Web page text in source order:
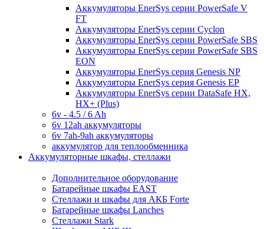
Аккумуляторы EnerSys серии PowerSafe V
FT
Аккумуляторы EnerSys серии Cyclon
Аккумуляторы EnerSys серии PowerSafe SBS
Аккумуляторы EnerSys серии PowerSafe SBS
EON
Аккумуляторы EnerSys серия Genesis NP
Аккумуляторы EnerSys серия Genesis EP
Аккумуляторы EnerSys серии DataSafe HX,
HX+ (Plus)
6v - 4.5 / 6 Ah
6v 12ah аккумуляторы
6v 7ah-9ah аккумуляторы
аккумулятор для теплообменника
Аккумуляторные шкафы, стеллажи
Дополнительное оборудование
Батарейные шкафы EAST
Стеллажи и шкафы для АКБ Forte
Батарейные шкафы Lanches
Стеллажи Stark